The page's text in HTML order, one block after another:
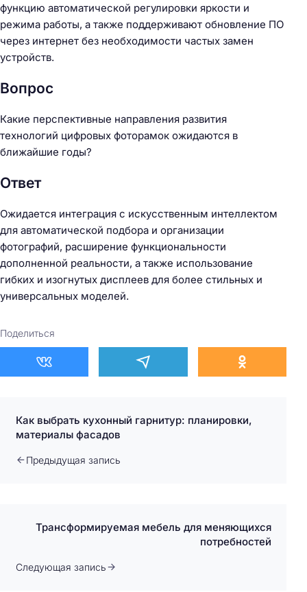
функцию автоматической регулировки яркости и
режима работы, а также поддерживают обновление ПО
через интернет без необходимости частых замен
устройств.
Вопрос
Какие перспективные направления развития
технологий цифровых фоторамок ожидаются в
ближайшие годы?
Ответ
Ожидается интеграция с искусственным интеллектом
для автоматической подбора и организации
фотографий, расширение функциональности
дополненной реальности, а также использование
гибких и изогнутых дисплеев для более стильных и
универсальных моделей.
Поделиться
Как выбрать кухонный гарнитур: планировки,
материалы фасадов
Предыдущая запись
Трансформируемая мебель для меняющихся
потребностей
Следующая запись